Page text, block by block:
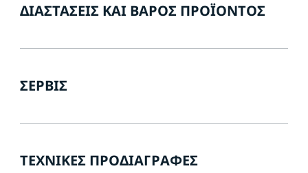
ΔΙΑΣΤΆΣΕΙΣ ΚΑΙ ΒΆΡΟΣ ΠΡΟΪΌΝΤΟΣ
ΣΈΡΒΙΣ
ΤΕΧΝΙΚΈΣ ΠΡΟΔΙΑΓΡΑΦΈΣ